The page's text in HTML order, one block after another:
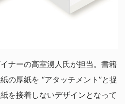
ナーの高室湧人氏が担当。書籍
の厚紙を “アタッチメント”と捉
を接着しないデザインとなって